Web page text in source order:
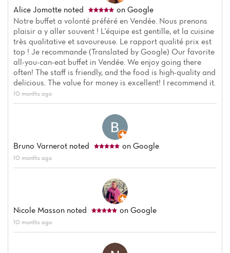
Alice Jomotte noted
on Google
Notre buffet a volonté préféré en Vendée. Nous prenons
plaisir a y aller souvent ! L'équipe est gentille, et la cuisine
très qualitative et savoureuse. Le rapport qualité prix est
top ! Je recommande (Translated by Google) Our favorite
all-you-can-eat buffet in Vendée. We enjoy going there
often! The staff is friendly, and the food is high-quality and
delicious. The value for money is excellent! I recommend it.
10 months ago
Bruno Varnerot noted on Google
10 months ago
Nicole Masson noted on Google
10 months ago